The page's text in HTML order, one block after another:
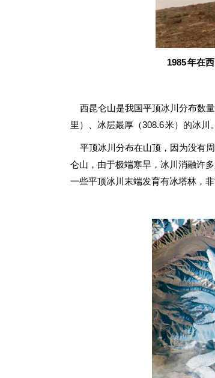
1985 年在
西昆仑山是我国平顶冰川分布数
里）、冰层最厚（308.6 米）的冰川。
平顶冰川分布在山顶，因为没有
仑山，由于极端寒旱，冰川消融许
一些平顶冰川末端发育有冰塔林，非